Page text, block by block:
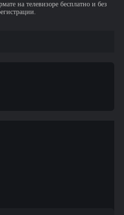
на телевизоре бесплатно и без